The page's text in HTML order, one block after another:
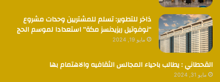
ذاخر للتطوير: تسلم للمشتريين وحدات مشروع
“نوفوتيل ريزيدنسز مكة” استعدادا لموسم الحج
مايو 19, 2024
القحطاني : يطالب باحياء المجالس الثقافيه والاهتمام بها
مايو 31, 2024